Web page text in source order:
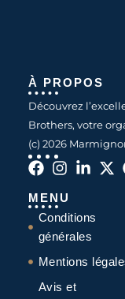
À PROPOS
Découvrez
Brothers, votre
(c) 2026
MENU
Conditions
générales
Mentions
Avis et